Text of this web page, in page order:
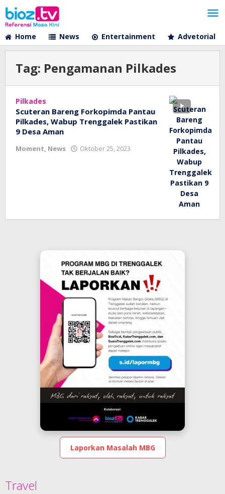
Lewati
ke
konten
Home
News Entertainment Advetorial
Tag: Pengamanan Pilkades
Pilkades
Scuteran Bareng Forkopimda Pantau
Pilkades, Wabup Trenggalek Pastikan
9 Desa Aman
Moment, News Oktober 25, 2023
Laporkan Masalah MBG
Travel